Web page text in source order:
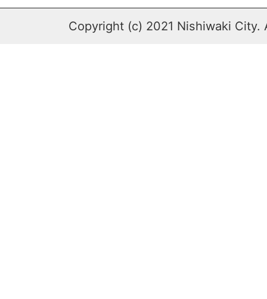
Copyright (c) 2021 Nishiwaki City.